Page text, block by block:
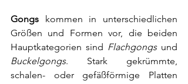
Gongs kommen in unterschiedlichen
Größen und Formen vor, die beiden
Hauptkategorien sind Flachgongs
Buckelgongs. Stark gekrümmte,
schalen- oder gefäßförmige Platten